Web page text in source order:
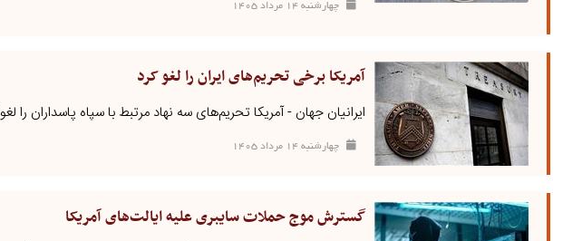
چهارشنبه ۱۴ مرداد ۱۴۰۵
آمریکا برخی تحریم‌های ایران را لغو کرد
ایرانیان جهان - آمریکا تحریم‌های سه نهاد مرتبط با سپاه پاسداران را
چهارشنبه ۱۴ مرداد ۱۴۰۵
گسترش موج حملات سایبری علیه ایالت‌های آمریکا